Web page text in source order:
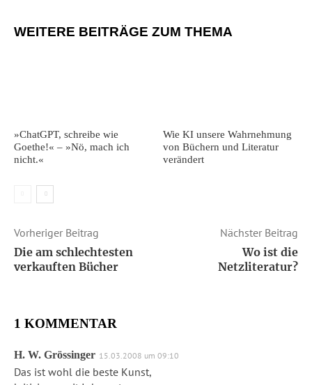
WEITERE BEITRÄGE ZUM THEMA
»ChatGPT, schreibe wie
Goethe!« – »Nö, mach ich
nicht.«
Wie KI unsere Wahrnehmung
von Büchern und Literatur
verändert
Vorheriger Beitrag
Die am schlechtesten
verkauften Bücher
Nächster Beitrag
Wo ist die
Netzliteratur?
1 KOMMENTAR
H. W. Grössinger 15.03.2008 um 09:10
Das ist wohl die beste Kunst,